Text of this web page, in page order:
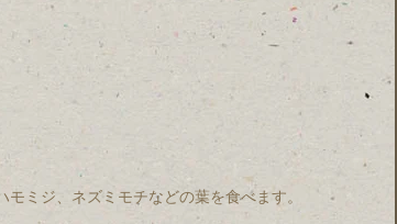
ミジ、ネズミモチなどの葉を食べます。